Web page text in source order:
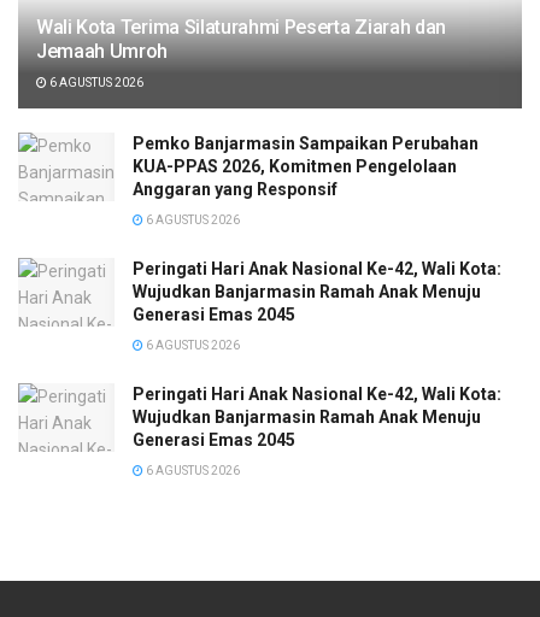
Wali Kota Terima Silaturahmi Peserta Ziarah dan
Jemaah Umroh
6 AGUSTUS 2026
Pemko Banjarmasin Sampaikan Perubahan
KUA-PPAS 2026, Komitmen Pengelolaan
Anggaran yang Responsif
6 AGUSTUS 2026
Peringati Hari Anak Nasional Ke-42, Wali Kota:
Wujudkan Banjarmasin Ramah Anak Menuju
Generasi Emas 2045
6 AGUSTUS 2026
Peringati Hari Anak Nasional Ke-42, Wali Kota:
Wujudkan Banjarmasin Ramah Anak Menuju
Generasi Emas 2045
6 AGUSTUS 2026